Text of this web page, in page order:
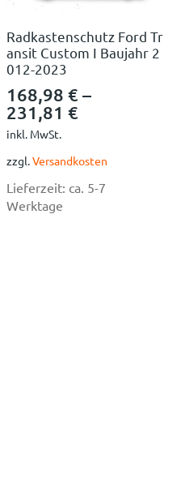
Radkastenschutz Ford Tr
ansit Custom I Baujahr 2
012-2023
168,98€ –
231,81€
inkl. MwSt.
zzgl.Versandkosten
Lieferzeit: ca. 5-7
Werktage